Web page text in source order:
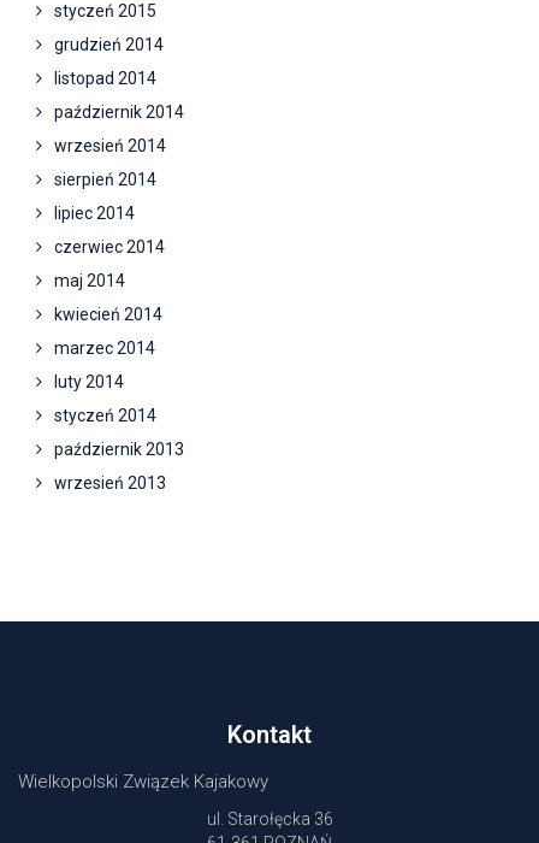
styczeń 2015
grudzień 2014
listopad 2014
październik 2014
wrzesień 2014
sierpień 2014
lipiec 2014
czerwiec 2014
maj 2014
kwiecień 2014
marzec 2014
luty 2014
styczeń 2014
październik 2013
wrzesień 2013
Kontakt
Wielkopolski Związek Kajakowy
ul. Starołęcka 36